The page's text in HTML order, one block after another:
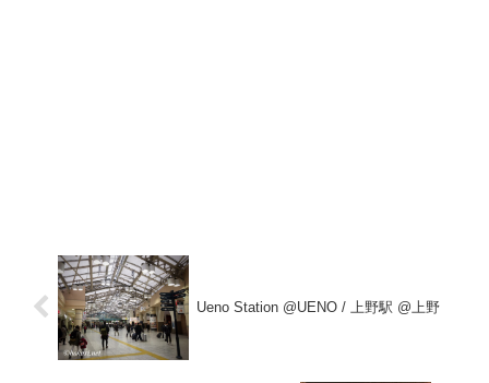
Ueno Station @UENO / 上野駅 @上野